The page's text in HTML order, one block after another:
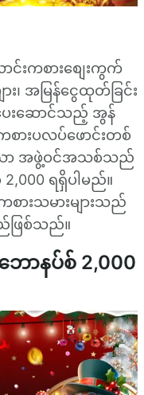
င်းကစားစျေးကွက်
း၊ အမြန်ငွေထုတ်ခြင်း
းဆောင်သည့် အွန်
စားပလပ်ဖောင်းတစ်
ာ အဖွဲ့ဝင်အသစ်သည်
ရရှိပါမည်။
ားသမားများသည်
ည်ဖြစ်သည်။
ောနပ်စ် 2,000